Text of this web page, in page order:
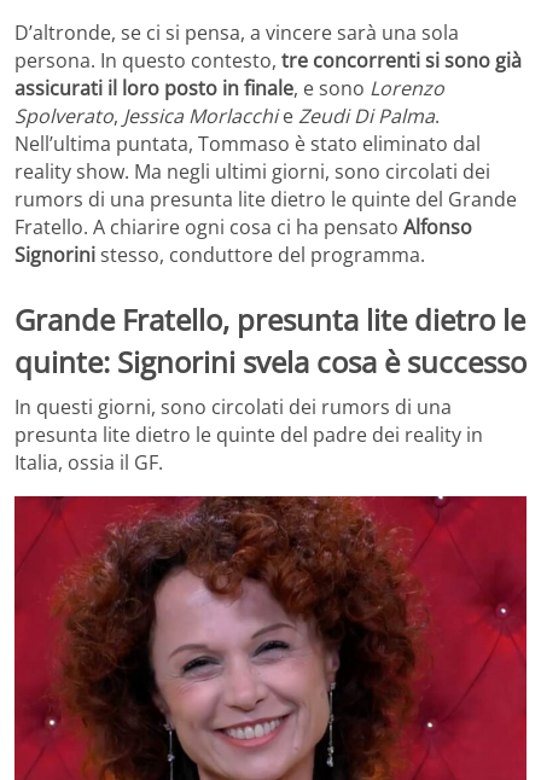
D’altronde, se ci si pensa, a vincere sarà una sola
persona. In questo contesto, tre concorrenti si sono già
assicurati il loro posto in finale, e sono Lorenzo
Spolverato, Jessica MorlacchieZeudi Di Palma.
Nell’ultima puntata, Tommaso è stato eliminato dal
reality show. Ma negli ultimi giorni, sono circolati dei
rumors di una presunta lite dietro le quinte del Grande
Fratello. A chiarire ogni cosa ci ha pensato Alfonso
Signorinistesso, conduttore del programma.
Grande Fratello, presunta lite dietro le
quinte: Signorini svela cosa è successo
In questi giorni, sono circolati dei rumors di una
presunta lite dietro le quinte del padre dei reality in
Italia, ossia il GF.